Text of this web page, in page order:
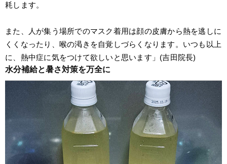
耗します。
また、人が集う場所でのマスク着用は顔の皮膚から熱を逃しに
くくなったり、喉の渇きを自覚しづらくなります。いつも以上
に、熱中症に気をつけて欲しいと思います」(吉田院長)
水分補給と暑さ対策を万全に